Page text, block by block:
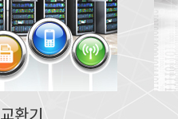
교환기